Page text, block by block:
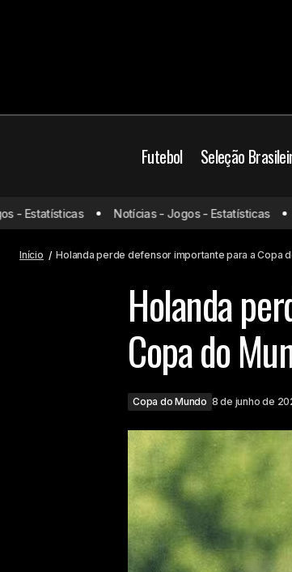
Futebol Seleção
"Era para mim? Não vi", leitura labial
revela conversa entre Casemiro e
Marquinhos no jogo do Brasil
Estatísticas Notícias - Jogos - Estatísticas
Início Holanda perde defensor importante para a Copa
Holanda
Copa do
Copa do Mundo 8 de junho de